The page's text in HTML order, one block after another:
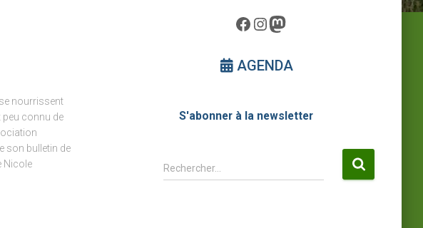
nourrissent
connu de
son bulletin de
Nicole
Facebook InstagramMastodon
AGENDA
S'abonner à la newsletter
R
Rechercher…